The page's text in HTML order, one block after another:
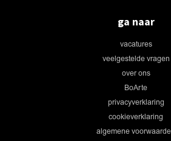
ga naar
vacatures
veelgestelde vragen
over ons
BoArte
privacyverklaring
cookieverklaring
algemene